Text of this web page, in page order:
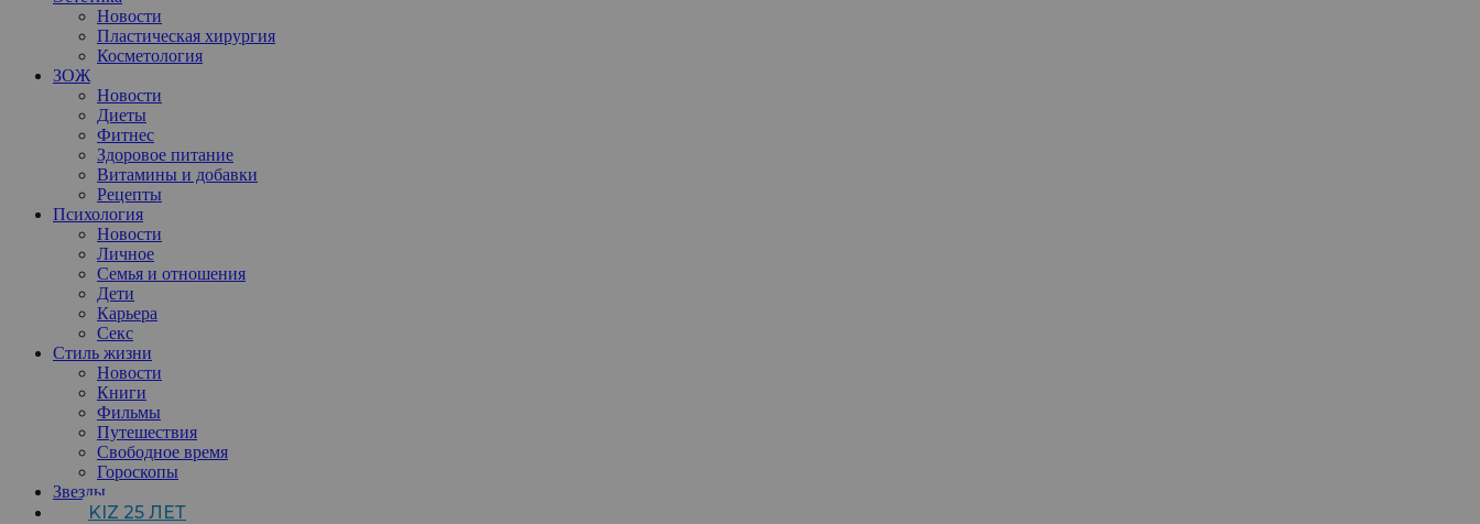
Новости
Пластическая хирургия
Косметология
ЗОЖ
Новости
Диеты
Фитнес
Здоровое питание
Витамины и добавки
Рецепты
Психология
Новости
Личное
Семья и отношения
Дети
Карьера
Секс
Стиль жизни
Новости
Книги
Фильмы
Путешествия
Свободное время
Гороскопы
Звезды
KIZ 25 ЛЕТ